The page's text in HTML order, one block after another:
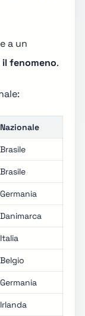
a un
il fenomeno.
Nazionale
Brasile
Brasile
Germania
Danimarca
Italia
Belgio
Germania
Irlanda